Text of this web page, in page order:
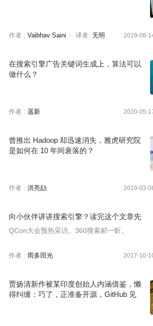
作者 : Vaibhav Saini 译者: 无明 2019-08-
在搜索引擎广告关键词生成上，算法可以
做什么？
作者 : 遥新 2020-05-
曾推出 Hadoop 却迅速消失，雅虎研究院
是如何在 10 年间衰落的？
作者 : 洪亮劼 2019-03-
向小伙伴讲讲搜索引擎？读完这个文章先
QCon大会预热采访。360搜索郝一昕。
作者 : 雨多田光 2017-10-
贾扬清新作被某印度创始人内涵借鉴，懒
得纠缠：巧了，正准备开源，GitHub 见